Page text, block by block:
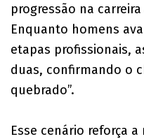
progressão na
Enquanto homens
etapas profissionais,
duas, confirmando o
quebrado”.
Esse cenário reforça